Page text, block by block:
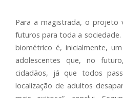
Para a magistrada, o projeto
futuros para toda a
biométrico é, inicialmente,
adolescentes que, no
cidadãos, já que todos
localização de adultos